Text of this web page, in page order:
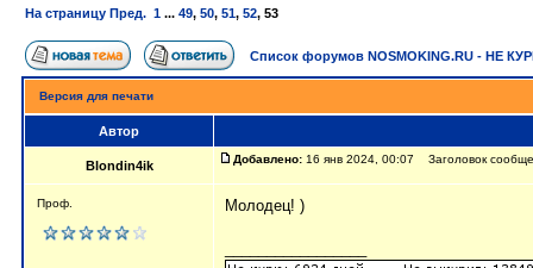
На страницу Пред. 1 ... 49, 50, 51, 52, 53
Список форумов NOSMOKING.RU - НЕ
Версия для печати
Автор
Blondin4ik Добавлено: 16 янв 2024, 00:07 Заголовок
Проф. Молодец! )